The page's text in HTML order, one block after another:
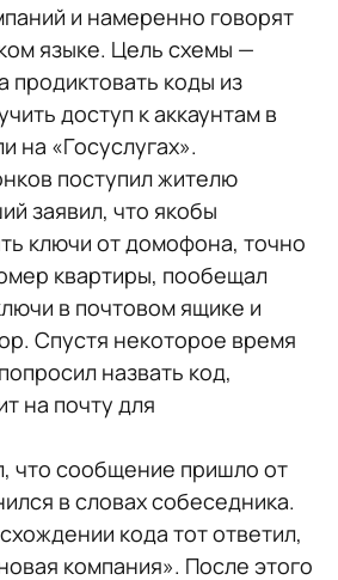
и намеренно говорят
языке. Цель схемы —
продиктовать коды из
доступ к аккаунтам в
на «Госуслугах».
поступил жителю
заявил, что якобы
ключи от домофона, точно
квартиры, пообещал
в почтовом ящике и
Спустя некоторое время
назвать код,
на почту для
что сообщение пришло от
в словах собеседника.
кода тот ответил,
компания». После этого